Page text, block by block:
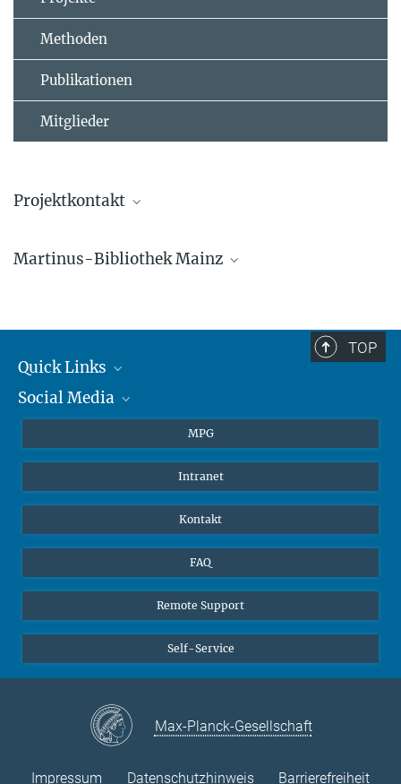
Methoden
Publikationen
Mitglieder
Projektkontakt
+49 6131 3054511
+4961313054500
jonathan.williams@...
Martinus-Bibliothek Mainz
TOP
Quick Links
Journalisten
Alumni
Social Media
Facebook
Instagram
YouTube
MPG
Intranet
Kontakt
FAQ
Remote Support
Self-Service
Max-Planck-Gesellschaft
Impressum Datenschutzhinweis Barrierefreiheit